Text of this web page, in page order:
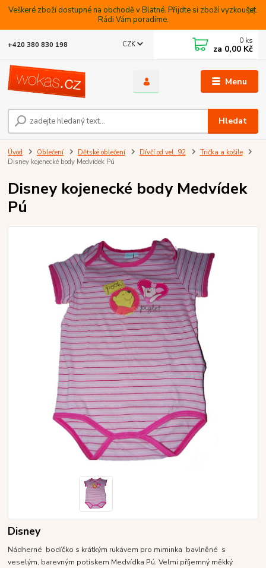
Veškeré zboží dostupné na obchodě v Blatné. Přijdte si zboží vyzkoušet.
Rádi Vám poradíme.
Menu
CZK
Hledat
+420 380 830 198 0 ks
za 0,00 Kč
Úvod Oblečení Dětské oblečení Dívčí od vel. 92
Trička a košile
Disney kojenecké body Medvídek Pú
Disney kojenecké body Medvídek
Pú
Disney
Nádherné bodíčko s krátkým rukávem pro miminka bavlněné s
veselým, barevným potiskem Medvídka Pú. Velmi příjemný měkký